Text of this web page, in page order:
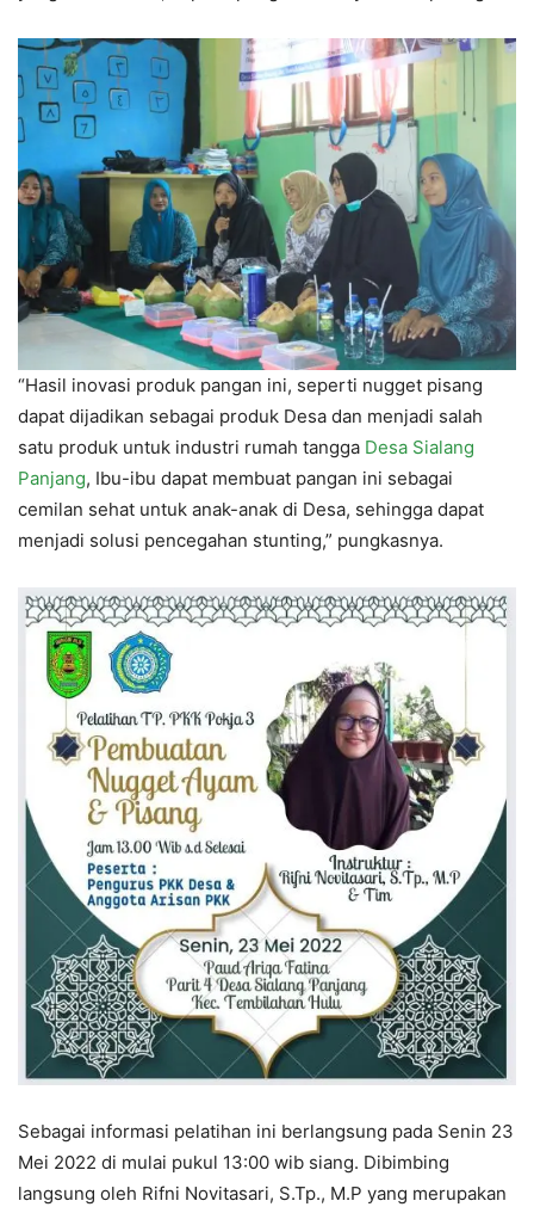
“Hasil inovasi produk pangan ini, seperti nugget pisang
dapat dijadikan sebagai produk Desa dan menjadi salah
satu produk untuk industri rumah tangga Desa Sialang
Panjang, Ibu-ibu dapat membuat pangan ini sebagai
cemilan sehat untuk anak-anak di Desa, sehingga dapat
menjadi solusi pencegahan stunting,” pungkasnya.
Sebagai informasi pelatihan ini berlangsung pada Senin 23
Mei 2022 di mulai pukul 13:00 wib siang. Dibimbing
langsung oleh Rifni Novitasari, S.Tp., M.P yang merupakan